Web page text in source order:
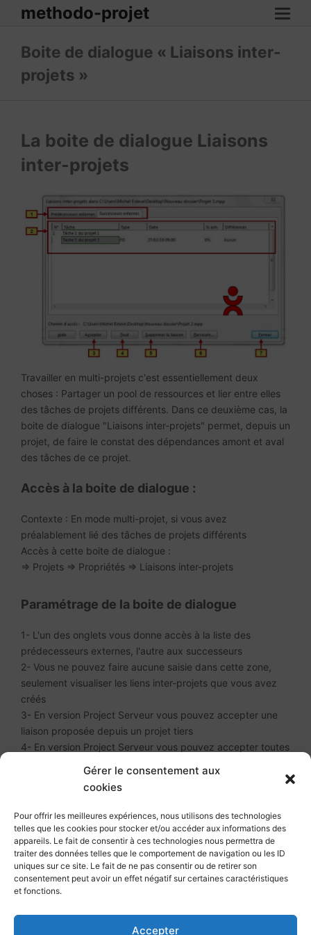
Gérer le consentement aux
cookies
Pour offrir les meilleures expériences, nous utilisons des technologies
telles que les cookies pour stocker et/ou accéder aux informations des
appareils. Le fait de consentir à ces technologies nous permettra de
traiter des données telles que le comportement de navigation ou les ID
uniques sur ce site. Le fait de ne pas consentir ou de retirer son
consentement peut avoir un effet négatif sur certaines caractéristiques
et fonctions.
Accepter
methodo-projet
Boite de dialogue « Liaisons inter-
projets »
La boite de dialogue Liaisons
inter-projets
Travailler en multi-projets c'est essentiellement deux
choses : Partager un pool de ressources et lier entre elles
des tâches de projets différents. Dans ce deuxième cas, la
boite de dialogue "Liaisons inter-projets" permet, depuis un
projet, de faire le constat des dépendances amont et aval
des tâches de ce projet.
Accès à la boite de dialogue :
Contexte : En mode multi-projet, si vous avez
préalablement lié des tâches de projets différents
Accès à cette boite de dialogue :
=> Projets => Propriétés => Liaisons inter-projets
Paramétrage de la boite de dialogue
1- L'un des onglets vous donne accès à la liste des
prédecesseurs externes, l'autre aux successeurs
2- Vous ne pouvez faire aucune saisie dans cette zone,
seulement visualiser les liens inter-projets que vous avez
créés
3- En version Project Serveur vous pouvez accepter une
liaison proposée depuis un projet tiers
4- En version Project Serveur vous pouvez accepter toutes
5- Supprime le lien pour la ligne sélectionnée
7- Fermer la boite de dialogue valide les modifications
Pour aller (beaucoup) plus loin...
Ne manquez pas notre formation 100% en ligne :Planifier
avec Microsoft Project
explicative. Des tests de connaissances, et au final une